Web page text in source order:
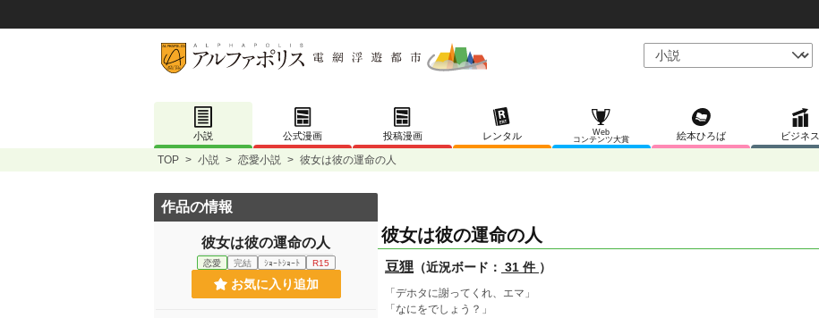
小説 公式漫画 投稿漫画 レンタル
Web
コンテンツ大賞
絵本ひろば ビジネス
TOP > 小説 > 恋愛小説 > 彼女は彼の運命の人
彼女は彼の運命の人
豆狸 （近況ボード： 31 件 ）
「デホタに謝ってくれ、エマ」
「なにをでしょう？」
作品の情報
彼女は彼の運命の人
恋愛 完結 ｼｮｰﾄｼｮｰﾄ R15
お気に入り追加